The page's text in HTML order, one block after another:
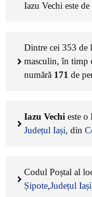
Iazu Vechi este de
Dintre cei 353 de
masculin, în timp
numără 171 de
Iazu Vechi este o
Județul Iași, din
Codul Poștal al
Șipote,Județul Iași